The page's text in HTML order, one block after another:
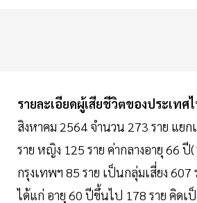
รายละเอียดผู้เสียชีวิตของประเทศ
สิงหาคม 2564 จำนวน 273 ราย แย
ราย หญิง 125 ราย ค่ากลางอายุ 66
กรุงเทพฯ 85 ราย เป็นกลุ่มเสี่ยง 607
ได้แก่ อายุ 60 ปีขึ้นไป 178 ราย คิดเ